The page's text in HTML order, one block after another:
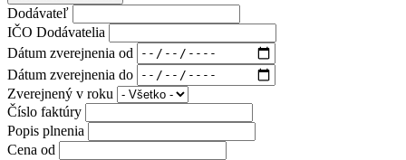
Dodávateľ
IČO Dodávatelia
Dátum zverejnenia od
Dátum zverejnenia do
Zverejnený v roku
Číslo faktúry
Popis plnenia
Cena od